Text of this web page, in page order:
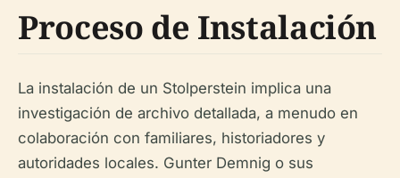
Proceso de Instalación
La instalación de un Stolperstein implica una
investigación de archivo detallada, a menudo en
colaboración con familiares, historiadores y
autoridades locales. Gunter Demnig o sus